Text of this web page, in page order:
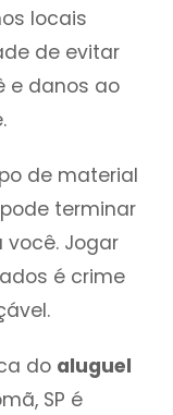
locais
de evitar
e danos ao
de material
terminar
você. Jogar
é crime
do aluguel
SP é